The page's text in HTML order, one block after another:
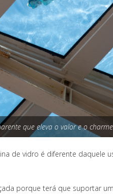
que eleva o valor e o
de vidro é diferente daquele
porque terá que suportar